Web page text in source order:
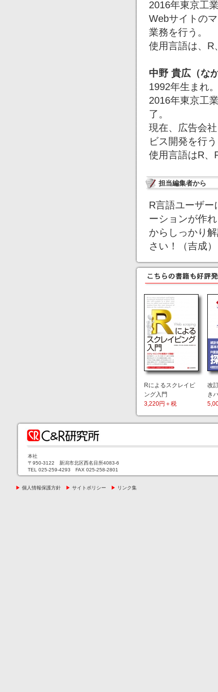
2016年東京工
Webサイトの
業務を行う。
使用言語は、R
中野 貴広（な
1992年生まれ
2016年東京工
了。
現在、広告会
ビス開発を行
使用言語はR、
担当編集者から
R言語ユーザー
ーションが作
からしっかり
さい！（吉成）
Rによるスクレイピ
ング入門
3,220円＋税
改
き
本社
〒950-3122 新潟市北区西名目所4083-6
TEL 025-259-4293 FAX 025-258-2801
▶ 個人情報保護方針 ▶ サイトポリシー ▶ リンク集